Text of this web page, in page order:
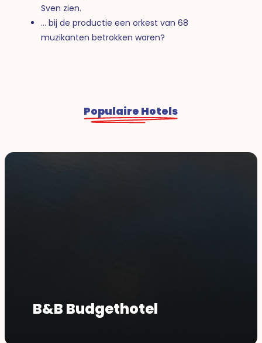
Sven zien.
… bij de productie een orkest van 68
muzikanten betrokken waren?
Populaire Hotels
B&B Budgethotel